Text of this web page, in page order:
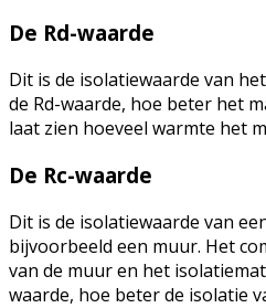
De Rd-waarde
Dit is de isolatiewaarde van
de Rd-waarde, hoe beter het
laat zien hoeveel warmte het
De Rc-waarde
Dit is de isolatiewaarde van
bijvoorbeeld een muur. Het
van de muur en het
waarde, hoe beter de isolatie